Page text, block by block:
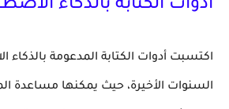
أدوات الكتابة بالذكاء
اكتسبت أدوات الكتابة المدعومة
السنوات الأخيرة، حيث يمكنها مساعدة